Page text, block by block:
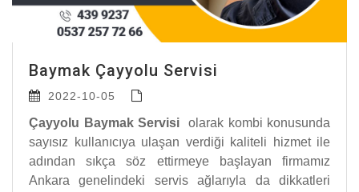
Baymak Çayyolu Servisi
2022-10-05
Çayyolu Baymak Servisi olarak kombi konusunda
sayısız kullanıcıya ulaşan verdiği kaliteli hizmet ile
adından sıkça söz ettirmeye başlayan firmamız
Ankara genelindeki servis ağlarıyla da dikkatleri